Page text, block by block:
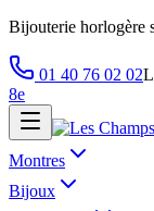
Bijouterie horlogère
01 40 76 02 02
8e
Montres
Bijoux